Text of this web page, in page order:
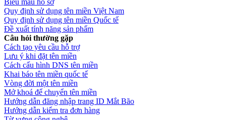
Biểu mẫu hồ sơ
Quy định sử dụng tên miền Việt Nam
Quy định sử dụng tên miền Quốc tế
Đề xuất tính năng sản phẩm
Câu hỏi thường gặp
Cách tạo yêu cầu hỗ trợ
Lưu ý khi đặt tên miền
Cách cấu hình DNS tên miền
Khai báo tên miền quốc tế
Vòng đời một tên miền
Mở khoá để chuyển tên miền
Hướng dẫn đăng nhập trang ID Mắt Bão
Hướng dẫn kiểm tra đơn hàng